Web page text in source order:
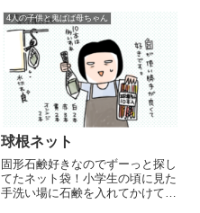
は「こだくさん」シリーズが好き
「企画モノ」も面白い。「夫婦百
態」好きー。「もうどうにでもし
て...
4人の子供と鬼ばば母ちゃん
球根ネット
固形石鹸好きなのでずーっと探し
てたネット袋！小学生の頃に見た
手洗い場に石鹸を入れてかけてた